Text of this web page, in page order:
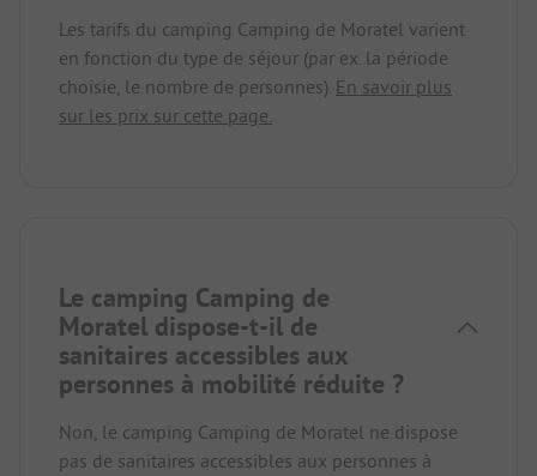
Les tarifs du camping Camping de Moratel varient
en fonction du type de séjour (par ex. la période
choisie, le nombre de personnes). En savoir plus
sur les prix sur cette page.
Le camping Camping de
Moratel dispose-t-il de
sanitaires accessibles aux
personnes à mobilité réduite ?
Non, le camping Camping de Moratel ne dispose
pas de sanitaires accessibles aux personnes à